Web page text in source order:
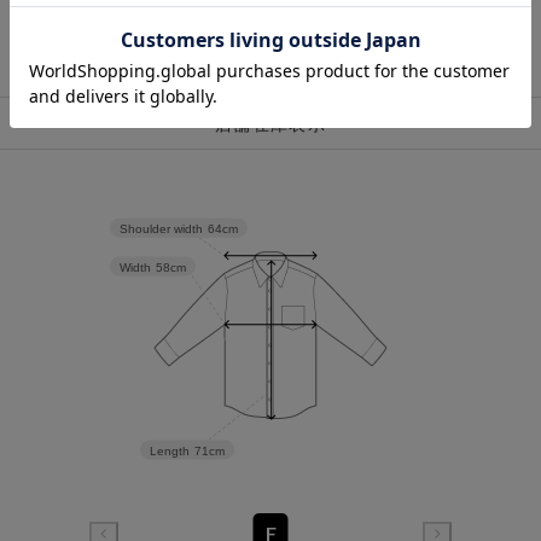
店舗在庫表示
Length 71cm
Width 58cm
Shoulder width 64cm
F